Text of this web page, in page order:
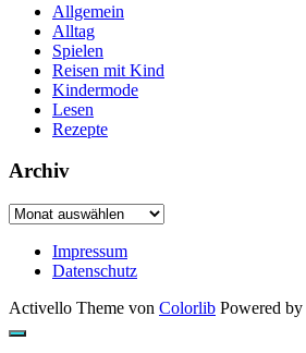
Allgemein
Alltag
Spielen
Reisen mit Kind
Kindermode
Lesen
Rezepte
Archiv
Archiv
Impressum
Datenschutz
Activello Theme von Colorlib Powered by